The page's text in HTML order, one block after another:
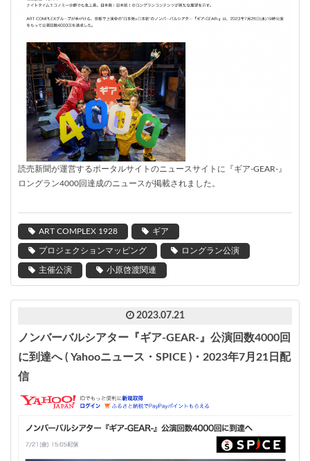
読売新聞が運営するポータルサイトのニュースサイトに『ギア-GEAR-』
ロングラン4000回達成のニュースが掲載されました。
ART COMPLEX 1928 ギア
プロジェクションマッピング ロングラン公演
主催公演 小原啓渡関連
2023.07.21
ノンバーバルシアター『ギア-GEAR-』公演回数4000回
に到達へ ( Yahooニュース・SPICE )・2023年7月21日配
信